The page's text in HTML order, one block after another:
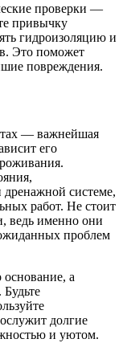
проверки —
привычку
гидроизоляцию и
Это поможет
повреждения.
— важнейшая
его
системе,
работ. Не стоит
ведь именно они
проблем
а
долгие
и уютом.